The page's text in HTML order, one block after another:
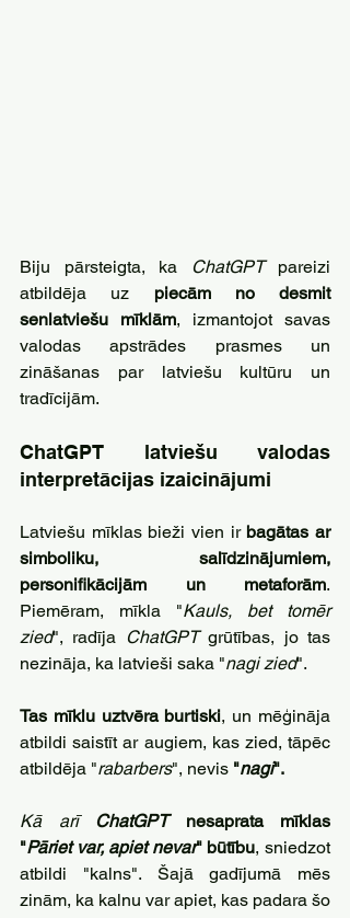
Biju pārsteigta, ka ChatGPT pareizi
atbildēja uz piecām no desmit
senlatviešu mīklām, izmantojot savas
valodas apstrādes prasmes un
zināšanas par latviešu kultūru un
tradīcijām.
ChatGPT latviešu valodas
interpretācijas izaicinājumi
Latviešu mīklas bieži vien ir bagātas ar
simboliku, salīdzinājumiem,
personifikācijām un metaforām.
Piemēram, mīkla "Kauls, bet tomēr
zied", radīja ChatGPT grūtības, jo tas
nezināja, ka latvieši saka "nagi zied".
Tas mīklu uztvēra burtiski, un mēģināja
atbildi saistīt ar augiem, kas zied, tāpēc
atbildēja "rabarbers", nevis "nagi".
Kā arī ChatGPT nesaprata mīklas
"Pāriet var, apiet nevar" būtību, sniedzot
atbildi "kalns". Šajā gadījumā mēs
zinām, ka kalnu var apiet, kas padara šo